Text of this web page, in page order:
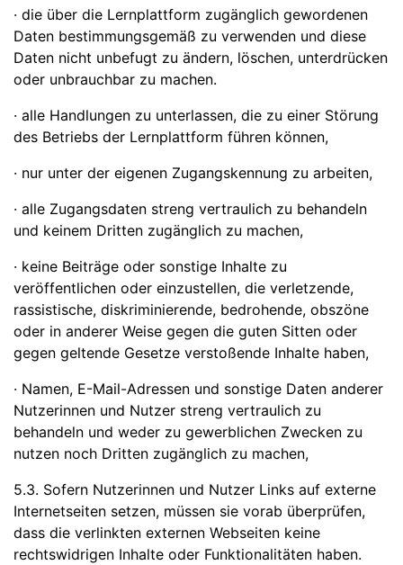
· die über die Lernplattform zugänglich gewordenen
Daten bestimmungsgemäß zu verwenden und diese
Daten nicht unbefugt zu ändern, löschen, unterdrücken
oder unbrauchbar zu machen.
· alle Handlungen zu unterlassen, die zu einer Störung
des Betriebs der Lernplattform führen können,
· nur unter der eigenen Zugangskennung zu arbeiten,
· alle Zugangsdaten streng vertraulich zu behandeln
und keinem Dritten zugänglich zu machen,
· keine Beiträge oder sonstige Inhalte zu
veröffentlichen oder einzustellen, die verletzende,
rassistische, diskriminierende, bedrohende, obszöne
oder in anderer Weise gegen die guten Sitten oder
gegen geltende Gesetze verstoßende Inhalte haben,
· Namen, E-Mail-Adressen und sonstige Daten anderer
Nutzerinnen und Nutzer streng vertraulich zu
behandeln und weder zu gewerblichen Zwecken zu
nutzen noch Dritten zugänglich zu machen,
5.3. Sofern Nutzerinnen und Nutzer Links auf externe
Internetseiten setzen, müssen sie vorab überprüfen,
dass die verlinkten externen Webseiten keine
rechtswidrigen Inhalte oder Funktionalitäten haben.